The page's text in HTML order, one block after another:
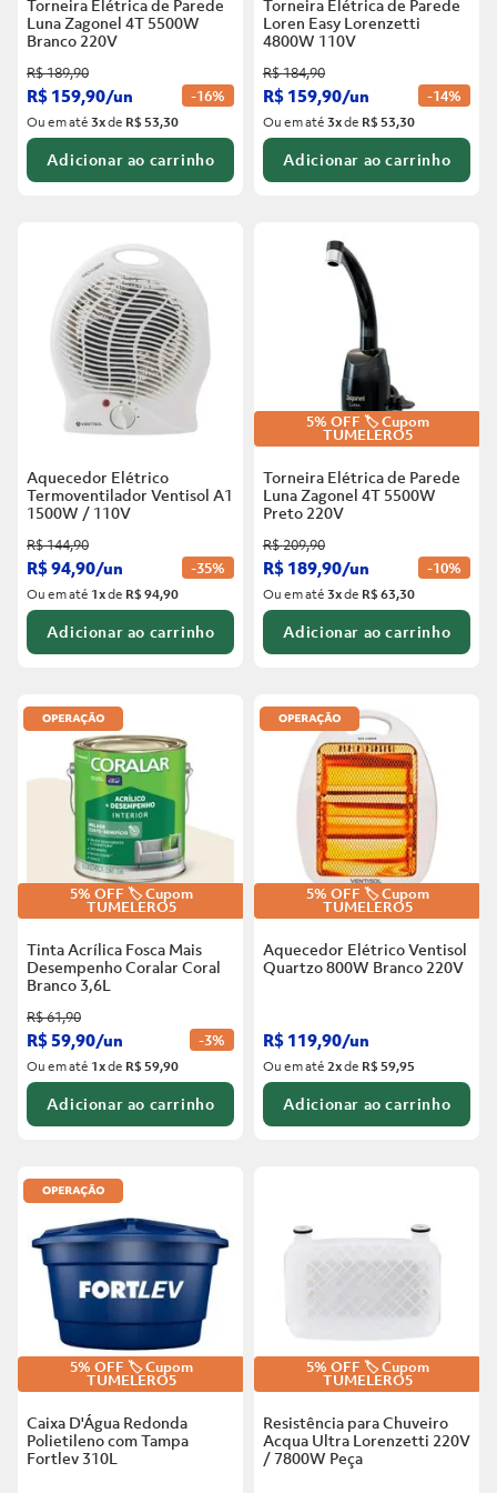
Torneira Elétrica de Parede
Luna Zagonel 4T 5500W
Branco 220V
R$189,90
R$ 159,90/un -16%
Ou em até3xde R$ 53,30
Adicionar ao carrinho
Torneira Elétrica de Parede
Loren Easy Lorenzetti
4800W 110V
R$184,90
R$ 159,90/un -14%
Ou em até3xde R$ 53,30
Adicionar ao carrinho
Aquecedor Elétrico
Termoventilador Ventisol A1
1500W / 110V
R$144,90
R$94,90/un -35%
Ou em até 1xde R$ 94,90
Adicionar ao carrinho
5% OFF 🏷️ Cupom
TUMELERO5
Torneira Elétrica de Parede
Luna Zagonel 4T 5500W
Preto 220V
R$209,90
R$ 189,90/un -10%
Ou em até3xde R$ 63,30
Adicionar ao carrinho
5% OFF 🏷️ Cupom
TUMELERO5
Tinta Acrílica Fosca Mais
Desempenho Coralar Coral
Branco 3,6L
R$61,90
R$59,90/un -3%
Ou em até 1xde R$ 59,90
Adicionar ao carrinho
5% OFF 🏷️ Cupom
TUMELERO5
Aquecedor Elétrico Ventisol
Quartzo 800W Branco 220V
R$ 119,90/un
Ou em até2xde R$ 59,95
Adicionar ao carrinho
5% OFF 🏷️ Cupom
TUMELERO5
Caixa D'Água Redonda
Polietileno com Tampa
Fortlev 310L
5% OFF 🏷️ Cupom
TUMELERO5
Resistência para Chuveiro
Acqua Ultra Lorenzetti 220V
/ 7800W Peça